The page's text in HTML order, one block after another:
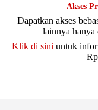
Akses
Dapatkan akses
lainnya hanya
Klik di sini untuk